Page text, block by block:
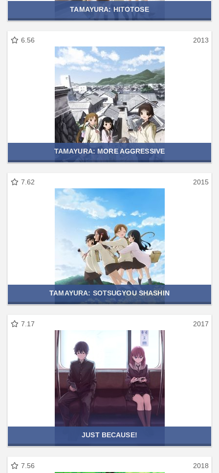
TAMAYURA: HITOTOSE
6.56 2013
TAMAYURA: MORE AGGRESSIVE
7.62 2015
TAMAYURA: SOTSUGYOU SHASHIN
7.17 2017
JUST BECAUSE!
7.56 2018